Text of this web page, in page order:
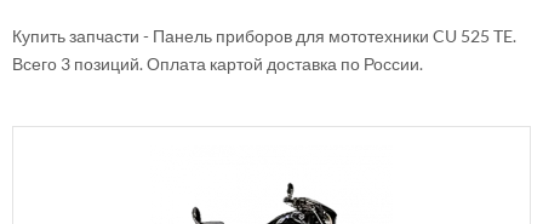
Купить запчасти - Панель приборов для мототехники CU 525 TE.
Всего 3 позиций. Оплата картой доставка по России.